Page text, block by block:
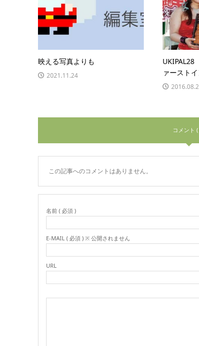
映える写真よりも
2021.11.24
ァースト
コメント
この記事へのコメントはありません。
名前 ( 必須 )
E-MAIL ( 必須 ) ※ 公開されません
URL